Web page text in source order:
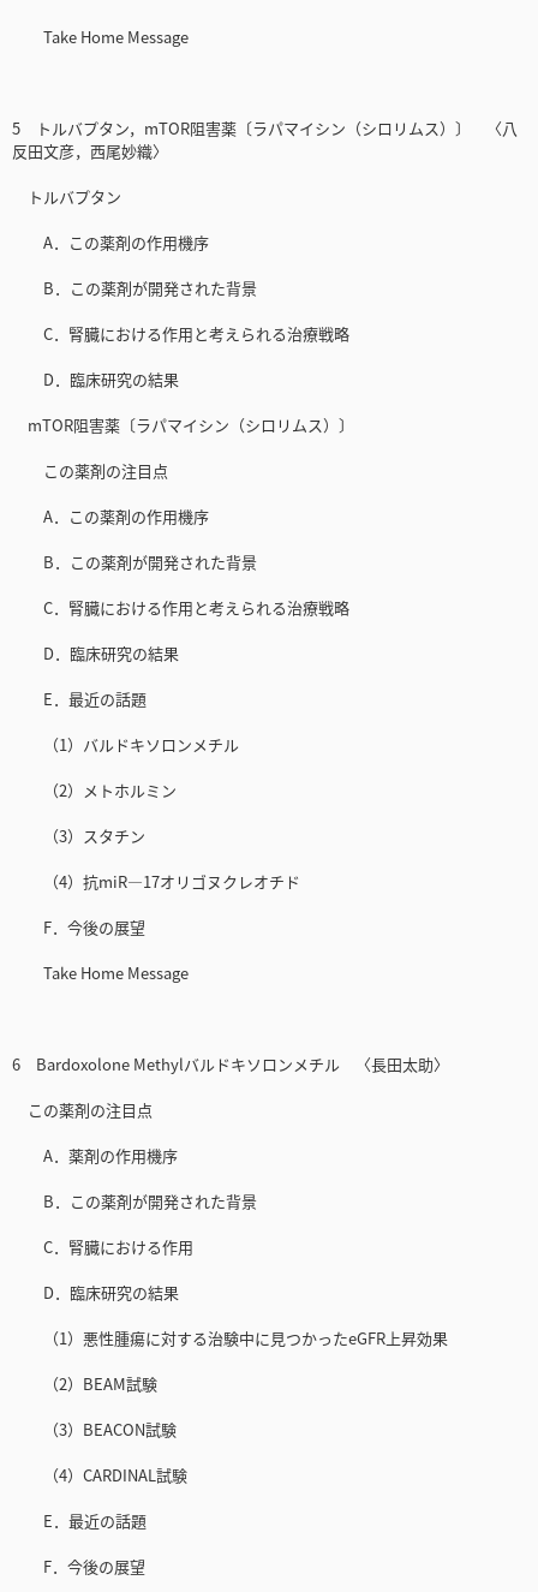
Take Home Message
5 トルバプタン，mTOR阻害薬〔ラパマイシン（シロリムス）〕 〈八
反田文彦，西尾妙織〉
トルバプタン
A．この薬剤の作用機序
B．この薬剤が開発された背景
C．腎臓における作用と考えられる治療戦略
D．臨床研究の結果
mTOR阻害薬〔ラパマイシン（シロリムス）〕
この薬剤の注目点
A．この薬剤の作用機序
B．この薬剤が開発された背景
C．腎臓における作用と考えられる治療戦略
D．臨床研究の結果
E．最近の話題
（1）バルドキソロンメチル
（2）メトホルミン
（3）スタチン
（4）抗miR—17オリゴヌクレオチド
F．今後の展望
Take Home Message
6 Bardoxolone Methylバルドキソロンメチル 〈長田太助〉
この薬剤の注目点
A．薬剤の作用機序
B．この薬剤が開発された背景
C．腎臓における作用
D．臨床研究の結果
（1）悪性腫瘍に対する治験中に見つかったeGFR上昇効果
（2）BEAM試験
（3）BEACON試験
（4）CARDINAL試験
E．最近の話題
F．今後の展望